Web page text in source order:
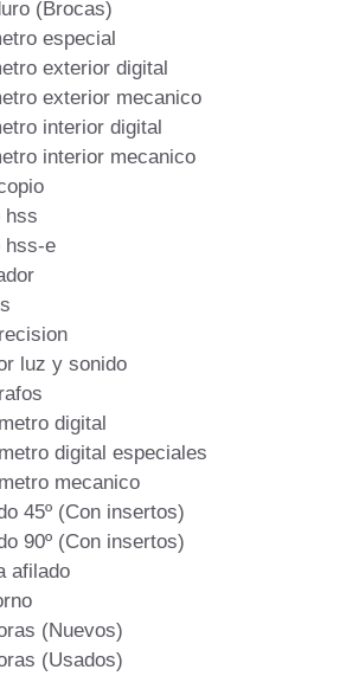
(Brocas)
especial
exterior digital
exterior mecanico
interior digital
interior mecanico
hss
hss-e
luz y sonido
digital
digital especiales
mecanico
45º (Con insertos)
90º (Con insertos)
afilado
(Nuevos)
(Usados)